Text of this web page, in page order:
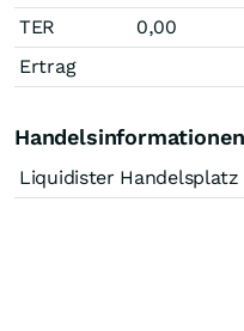
TER
0,00
Ertrag
Liquidister Handelsplatz